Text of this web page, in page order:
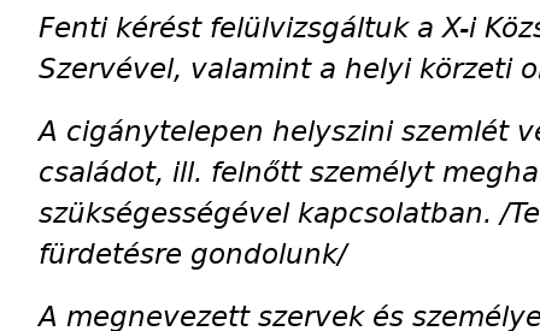
Fenti kérést felülvizsgáltuk a X-i
Szervével, valamint a helyi körzeti
A cigánytelepen helyszini szemlét
családot, ill. felnőtt személyt
szükségességével kapcsolatban. /
fürdetésre gondolunk/
A megnevezett szervek és